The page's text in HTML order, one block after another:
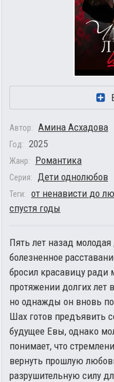
Автор: Амина Асхадова
Год: 2025
Жанр: Романтика
Серия: Дети однолюбов
Теги: от ненависти до
спустя годы
Пять лет назад
болезненное
бросил красавицу
протяжении долгих лет
но однажды он вновь
Шах готов предъявить
будущее Евы, однако
понимает, что
вернуть прошлую
разрушительную силу